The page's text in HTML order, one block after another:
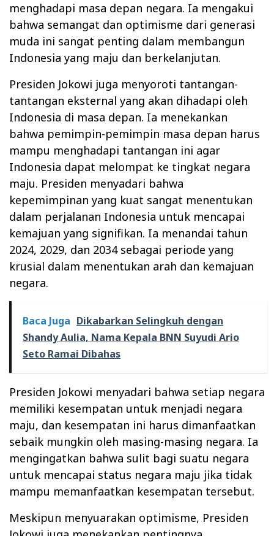
menghadapi masa depan negara. Ia mengakui
bahwa semangat dan optimisme dari generasi
muda ini sangat penting dalam membangun
Indonesia yang maju dan berkelanjutan.
Presiden Jokowi juga menyoroti tantangan-
tantangan eksternal yang akan dihadapi oleh
Indonesia di masa depan. Ia menekankan
bahwa pemimpin-pemimpin masa depan harus
mampu menghadapi tantangan ini agar
Indonesia dapat melompat ke tingkat negara
maju. Presiden menyadari bahwa
kepemimpinan yang kuat sangat menentukan
dalam perjalanan Indonesia untuk mencapai
kemajuan yang signifikan. Ia menandai tahun
2024, 2029, dan 2034 sebagai periode yang
krusial dalam menentukan arah dan kemajuan
negara.
Baca Juga Dikabarkan Selingkuh dengan
Shandy Aulia, Nama Kepala BNN Suyudi Ario
Seto Ramai Dibahas
Presiden Jokowi menyadari bahwa setiap negara
memiliki kesempatan untuk menjadi negara
maju, dan kesempatan ini harus dimanfaatkan
sebaik mungkin oleh masing-masing negara. Ia
mengingatkan bahwa sulit bagi suatu negara
untuk mencapai status negara maju jika tidak
mampu memanfaatkan kesempatan tersebut.
Meskipun menyuarakan optimisme, Presiden